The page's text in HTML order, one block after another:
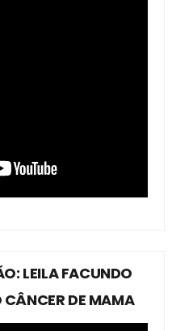
LEILA FACUNDO
DE MAMA